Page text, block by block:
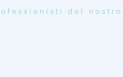
del nostro